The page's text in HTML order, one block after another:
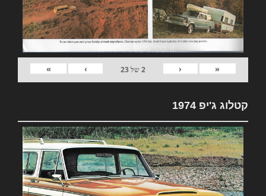
«
‹
2של23
›
»
קטלוג ג'יפ 1974